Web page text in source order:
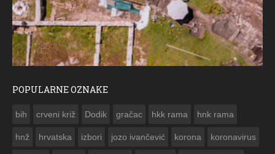
POPULARNE OZNAKE
bih crveni križ Dodik gračac hkk rama hnk rama
hnž hrvatska izbori jozo ivančević korona koronavirus